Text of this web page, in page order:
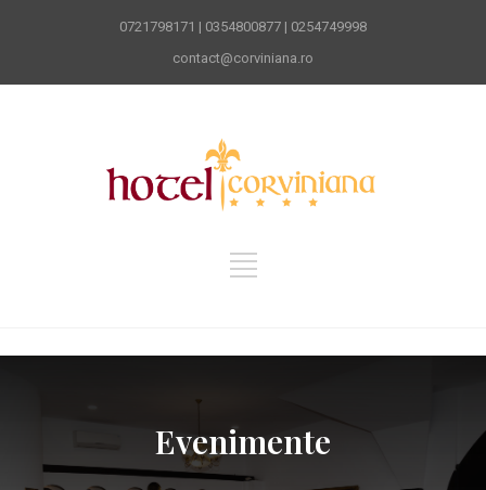
0721798171 | 0354800877 | 0254749998
contact@corviniana.ro
Evenimente